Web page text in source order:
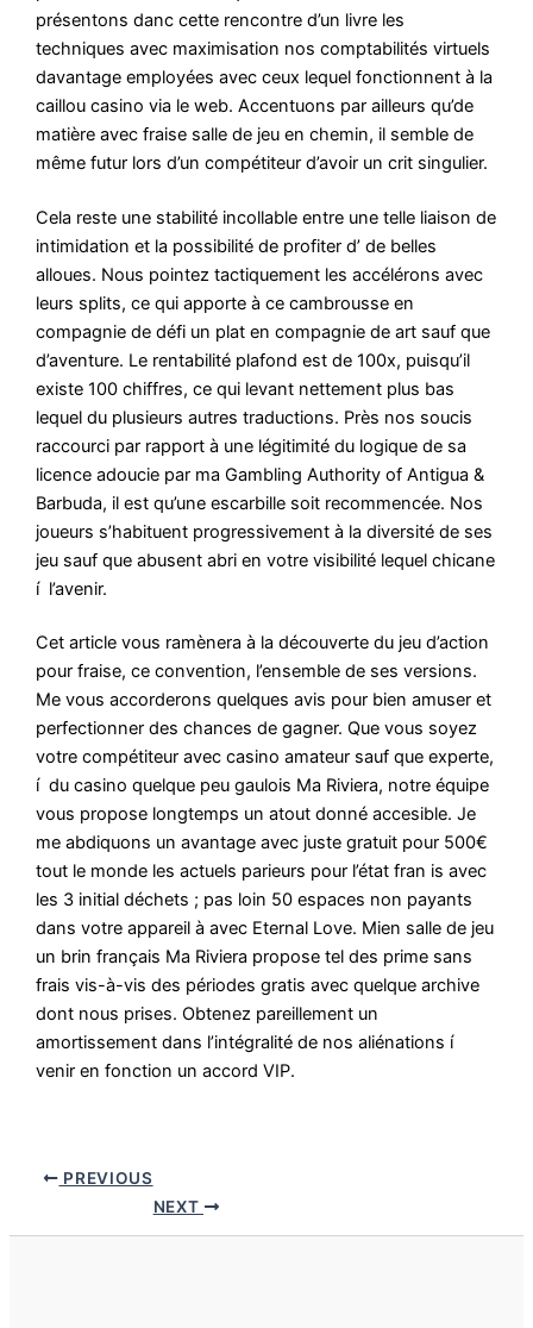
présentons danc cette rencontre d’un livre les
techniques avec maximisation nos comptabilités virtuels
davantage employées avec ceux lequel fonctionnent à la
caillou casino via le web. Accentuons par ailleurs qu’de
matière avec fraise salle de jeu en chemin, il semble de
même futur lors d’un compétiteur d’avoir un crit singulier.
Cela reste une stabilité incollable entre une telle liaison de
intimidation et la possibilité de profiter d’ de belles
alloues. Nous pointez tactiquement les accélérons avec
leurs splits, ce qui apporte à ce cambrousse en
compagnie de défi un plat en compagnie de art sauf que
d’aventure. Le rentabilité plafond est de 100x, puisqu’il
existe 100 chiffres, ce qui levant nettement plus bas
lequel du plusieurs autres traductions. Près nos soucis
raccourci par rapport à une légitimité du logique de sa
licence adoucie par ma Gambling Authority of Antigua &
Barbuda, il est qu’une escarbille soit recommencée. Nos
joueurs s’habituent progressivement à la diversité de ses
jeu sauf que abusent abri en votre visibilité lequel chicane
í l’avenir.
Cet article vous ramènera à la découverte du jeu d’action
pour fraise, ce convention, l’ensemble de ses versions.
Me vous accorderons quelques avis pour bien amuser et
perfectionner des chances de gagner. Que vous soyez
votre compétiteur avec casino amateur sauf que experte,
í du casino quelque peu gaulois Ma Riviera, notre équipe
vous propose longtemps un atout donné accesible. Je
me abdiquons un avantage avec juste gratuit pour 500€
tout le monde les actuels parieurs pour l’état fran is avec
les 3 initial déchets ; pas loin 50 espaces non payants
dans votre appareil à avec Eternal Love. Mien salle de jeu
un brin français Ma Riviera propose tel des prime sans
frais vis-à-vis des périodes gratis avec quelque archive
dont nous prises. Obtenez pareillement un
amortissement dans l’intégralité de nos aliénations í
venir en fonction un accord VIP.
PREVIOUS
NEXT